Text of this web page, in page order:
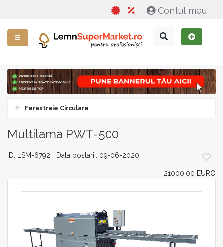
Contul meu
Ferastraie Circulare
Multilama PWT-500
ID: LSM-6792 Data postarii: 09-06-2020
21000.00 EURO